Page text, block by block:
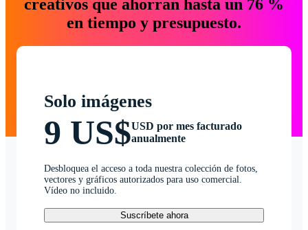
creativos que ahorran hasta un 76 %
en tiempo y presupuesto.
Solo imágenes
9 US$USD por mes facturado
anualmente
Desbloquea el acceso a toda nuestra colección de fotos,
vectores y gráficos autorizados para uso comercial.
Vídeo no incluido.
Suscríbete ahora